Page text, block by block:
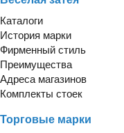
Каталоги
История марки
Фирменный стиль
Преимущества
Адреса магазинов
Комплекты стоек
Торговые марки